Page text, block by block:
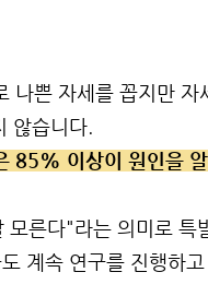
나쁜 자세를 꼽지만
않습니다.
85% 이상이 원인을
른다"라는 의미로 특
계속 연구를 진행하